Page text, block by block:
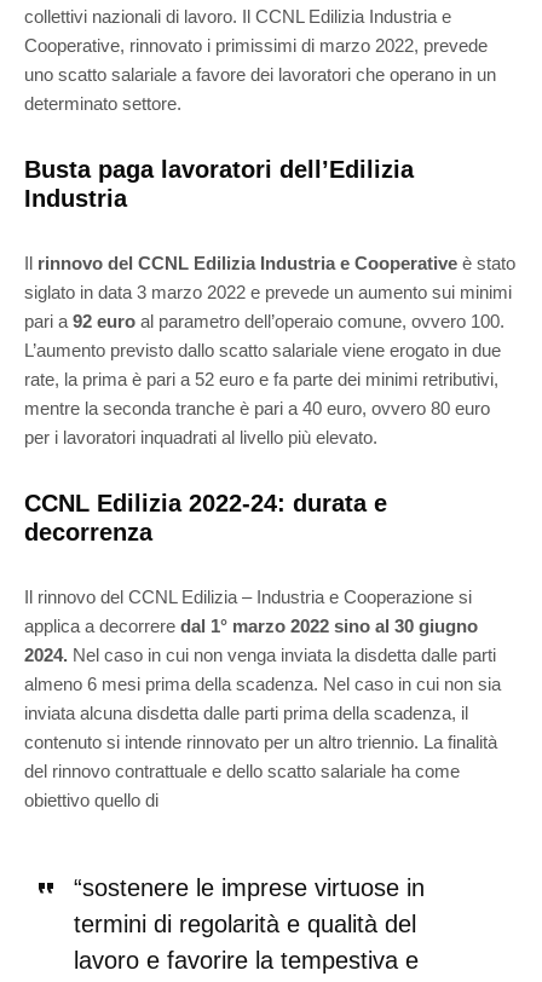
collettivi nazionali di lavoro. Il CCNL Edilizia Industria e
Cooperative, rinnovato i primissimi di marzo 2022, prevede
uno scatto salariale a favore dei lavoratori che operano in un
determinato settore.
Busta paga lavoratori dell’Edilizia
Industria
Il rinnovo del CCNL Edilizia Industria e Cooperative è stato
siglato in data 3 marzo 2022 e prevede un aumento sui minimi
pari a 92 euro al parametro dell’operaio comune, ovvero 100.
L’aumento previsto dallo scatto salariale viene erogato in due
rate, la prima è pari a 52 euro e fa parte dei minimi retributivi,
mentre la seconda tranche è pari a 40 euro, ovvero 80 euro
per i lavoratori inquadrati al livello più elevato.
CCNL Edilizia 2022-24: durata e
decorrenza
Il rinnovo del CCNL Edilizia – Industria e Cooperazione si
applica a decorrere dal 1° marzo 2022 sino al 30 giugno
2024. Nel caso in cui non venga inviata la disdetta dalle parti
almeno 6 mesi prima della scadenza. Nel caso in cui non sia
inviata alcuna disdetta dalle parti prima della scadenza, il
contenuto si intende rinnovato per un altro triennio. La finalità
del rinnovo contrattuale e dello scatto salariale ha come
obiettivo quello di
“sostenere le imprese virtuose in
termini di regolarità e qualità del
lavoro e favorire la tempestiva e